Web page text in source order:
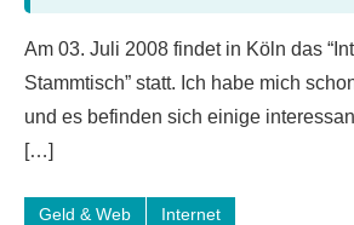
Am 03. Juli 2008 findet in Köln das
Stammtisch” statt. Ich habe mich
und es befinden sich einige
[…]
Geld & Web Internet